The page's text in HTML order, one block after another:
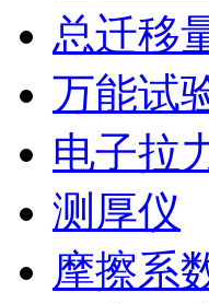
总迁移
万能试
电子拉
测厚仪
摩擦系